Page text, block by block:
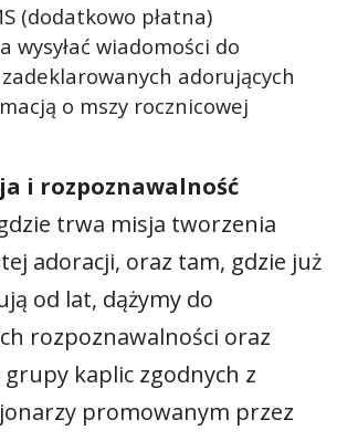
(dodatkowo płatna)
wysyłać wiadomości do
adorujących
o mszy rocznicowej
i rozpoznawalność
trwa misja tworzenia
adoracji, oraz tam, gdzie już
od lat, dążymy do
rozpoznawalności oraz
kaplic zgodnych z
promowanym przez